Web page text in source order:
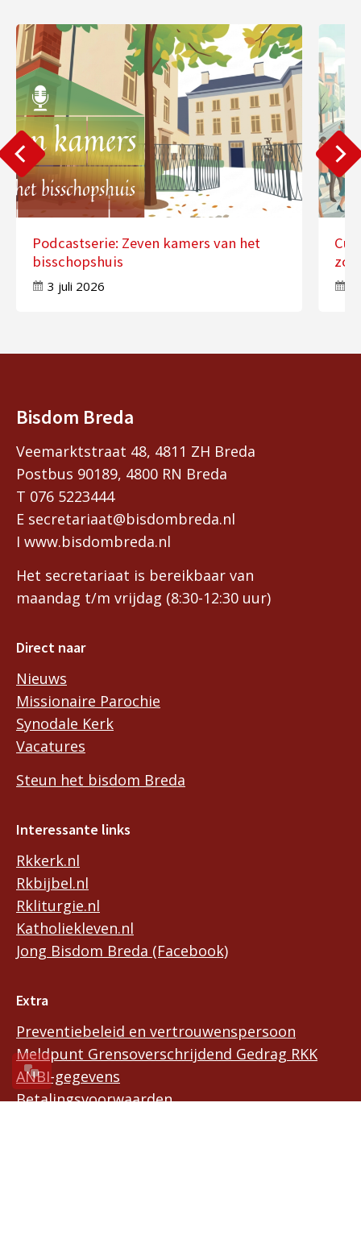
Podcastserie: Zeven kamers van het
bisschopshuis
3 juli 2026
Bisdom Breda
Veemarktstraat 48, 4811 ZH Breda
Postbus 90189, 4800 RN Breda
T 076 5223444
E secretariaat@bisdombreda.nl
I www.bisdombreda.nl
Het secretariaat is bereikbaar van
maandag t/m vrijdag (8:30-12:30 uur)
Direct naar
Nieuws
Missionaire Parochie
Synodale Kerk
Vacatures
Steun het bisdom Breda
Interessante links
Rkkerk.nl
Rkbijbel.nl
Rkliturgie.nl
Katholiekleven.nl
Jong Bisdom Breda (Facebook)
Extra
Preventiebeleid en vertrouwenspersoon
Meldpunt Grensoverschrijdend Gedrag RKK
ANBI-gegevens
Betalingsvoorwaarden